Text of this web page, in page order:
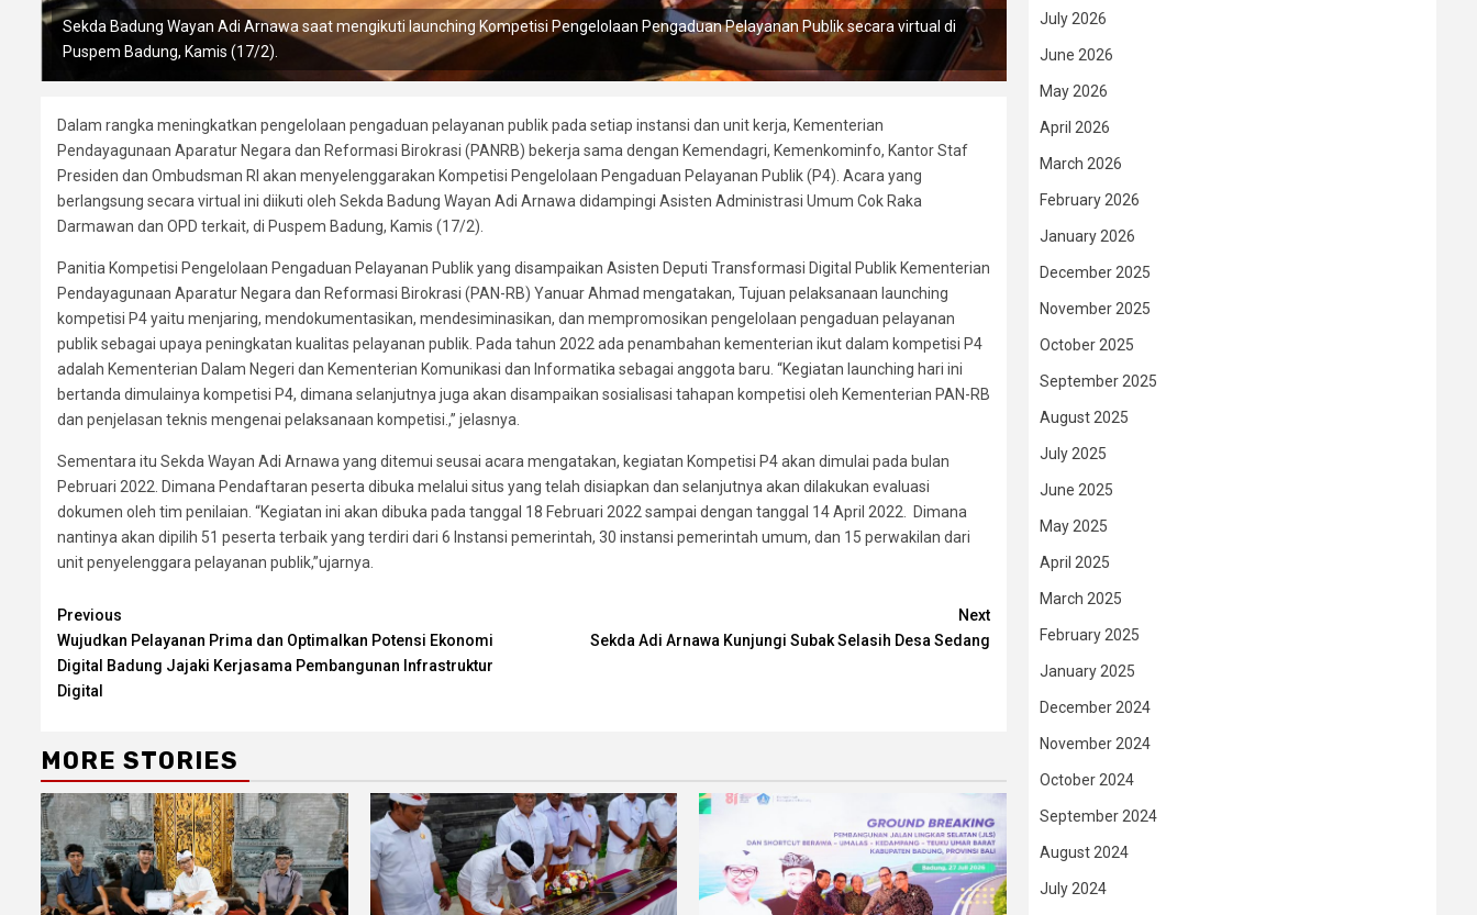
Sekda Badung Wayan Adi Arnawa saat mengikuti launching Kompetisi Pengelolaan Pengaduan Pelayanan Publik secara virtual di
Puspem Badung, Kamis (17/2).
Dalam rangka meningkatkan pengelolaan pengaduan pelayanan publik pada setiap instansi dan unit kerja, Kementerian
Pendayagunaan Aparatur Negara dan Reformasi Birokrasi (PANRB) bekerja sama dengan Kemendagri, Kemenkominfo, Kantor Staf
Presiden dan Ombudsman RI akan menyelenggarakan Kompetisi Pengelolaan Pengaduan Pelayanan Publik (P4). Acara yang
berlangsung secara virtual ini diikuti oleh Sekda Badung Wayan Adi Arnawa didampingi Asisten Administrasi Umum Cok Raka
Darmawan dan OPD terkait, di Puspem Badung, Kamis (17/2).
Panitia Kompetisi Pengelolaan Pengaduan Pelayanan Publik yang disampaikan Asisten Deputi Transformasi Digital Publik Kementerian
Pendayagunaan Aparatur Negara dan Reformasi Birokrasi (PAN-RB) Yanuar Ahmad mengatakan, Tujuan pelaksanaan launching
kompetisi P4 yaitu menjaring, mendokumentasikan, mendesiminasikan, dan mempromosikan pengelolaan pengaduan pelayanan
publik sebagai upaya peningkatan kualitas pelayanan publik. Pada tahun 2022 ada penambahan kementerian ikut dalam kompetisi P4
adalah Kementerian Dalam Negeri dan Kementerian Komunikasi dan Informatika sebagai anggota baru. “Kegiatan launching hari ini
bertanda dimulainya kompetisi P4, dimana selanjutnya juga akan disampaikan sosialisasi tahapan kompetisi oleh Kementerian PAN-RB
dan penjelasan teknis mengenai pelaksanaan kompetisi.,” jelasnya.
Sementara itu Sekda Wayan Adi Arnawa yang ditemui seusai acara mengatakan, kegiatan Kompetisi P4 akan dimulai pada bulan
Pebruari 2022. Dimana Pendaftaran peserta dibuka melalui situs yang telah disiapkan dan selanjutnya akan dilakukan evaluasi
dokumen oleh tim penilaian. “Kegiatan ini akan dibuka pada tanggal 18 Februari 2022 sampai dengan tanggal 14 April 2022. Dimana
nantinya akan dipilih 51 peserta terbaik yang terdiri dari 6 Instansi pemerintah, 30 instansi pemerintah umum, dan 15 perwakilan dari
unit penyelenggara pelayanan publik,”ujarnya.
Continue
Reading
Previous
Wujudkan Pelayanan Prima dan Optimalkan Potensi Ekonomi
Digital Badung Jajaki Kerjasama Pembangunan Infrastruktur
Digital
Next
Sekda Adi Arnawa Kunjungi Subak Selasih Desa Sedang
MORE STORIES
July 2026
June 2026
May 2026
April 2026
March 2026
February 2026
January 2026
December 2025
November 2025
October 2025
September 2025
August 2025
July 2025
June 2025
May 2025
April 2025
March 2025
February 2025
January 2025
December 2024
November 2024
October 2024
September 2024
August 2024
July 2024